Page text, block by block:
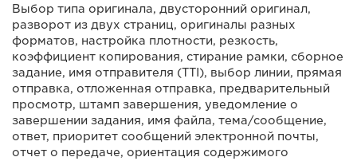
Выбор типа оригинала, двусторонний оригинал,
разворот из двух страниц, оригиналы разных
форматов, настройка плотности, резкость,
коэффициент копирования, стирание рамки, сборное
задание, имя отправителя (TTI), выбор линии, прямая
отправка, отложенная отправка, предварительный
просмотр, штамп завершения, уведомление о
завершении задания, имя файла, тема/сообщение,
ответ, приоритет сообщений электронной почты,
отчет о передаче, ориентация содержимого